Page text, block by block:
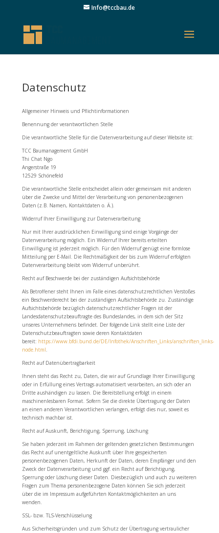
Info@tccbau.de
Datenschutz
Allgemeiner Hinweis und Pflichtinformationen
Benennung der verantwortlichen Stelle
Die verantwortliche Stelle für die Datenverarbeitung auf dieser Website ist:
TCC Baumanagement GmbH
Thi Chat Ngo
Angerstraße 19
12529 Schönefeld
Die verantwortliche Stelle entscheidet allein oder gemeinsam mit anderen
über die Zwecke und Mittel der Verarbeitung von personenbezogenen
Daten (z.B. Namen, Kontaktdaten o. Ä.).
Widerruf Ihrer Einwilligung zur Datenverarbeitung
Nur mit Ihrer ausdrücklichen Einwilligung sind einige Vorgänge der
Datenverarbeitung möglich. Ein Widerruf Ihrer bereits erteilten
Einwilligung ist jederzeit möglich. Für den Widerruf genügt eine formlose
Mitteilung per E-Mail. Die Rechtmäßigkeit der bis zum Widerruf erfolgten
Datenverarbeitung bleibt vom Widerruf unberührt.
Recht auf Beschwerde bei der zuständigen Aufsichtsbehörde
Als Betroffener steht Ihnen im Falle eines datenschutzrechtlichen Verstoßes
ein Beschwerderecht bei der zuständigen Aufsichtsbehörde zu. Zuständige
Aufsichtsbehörde bezüglich datenschutzrechtlicher Fragen ist der
Landesdatenschutzbeauftragte des Bundeslandes, in dem sich der Sitz
unseres Unternehmens befindet. Der folgende Link stellt eine Liste der
Datenschutzbeauftragten sowie deren Kontaktdaten
bereit: https://www.bfdi.bund.de/DE/Infothek/Anschriften_Links/anschriften_links-
node.html.
Recht auf Datenübertragbarkeit
Ihnen steht das Recht zu, Daten, die wir auf Grundlage Ihrer Einwilligung
oder in Erfüllung eines Vertrags automatisiert verarbeiten, an sich oder an
Dritte aushändigen zu lassen. Die Bereitstellung erfolgt in einem
maschinenlesbaren Format. Sofern Sie die direkte Übertragung der Daten
an einen anderen Verantwortlichen verlangen, erfolgt dies nur, soweit es
technisch machbar ist.
Recht auf Auskunft, Berichtigung, Sperrung, Löschung
Sie haben jederzeit im Rahmen der geltenden gesetzlichen Bestimmungen
das Recht auf unentgeltliche Auskunft über Ihre gespeicherten
personenbezogenen Daten, Herkunft der Daten, deren Empfänger und den
Zweck der Datenverarbeitung und ggf. ein Recht auf Berichtigung,
Sperrung oder Löschung dieser Daten. Diesbezüglich und auch zu weiteren
Fragen zum Thema personenbezogene Daten können Sie sich jederzeit
über die im Impressum aufgeführten Kontaktmöglichkeiten an uns
wenden.
SSL- bzw. TLS-Verschlüsselung
Aus Sicherheitsgründen und zum Schutz der Übertragung vertraulicher